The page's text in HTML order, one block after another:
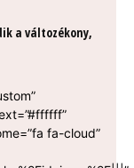
a változékony,
fa-cloud”